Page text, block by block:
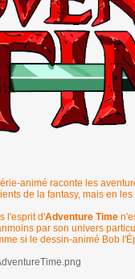
animé raconte les
de la fantasy, mais en
l'esprit d'Adventure Time
par son univers
si le dessin-animé Bob